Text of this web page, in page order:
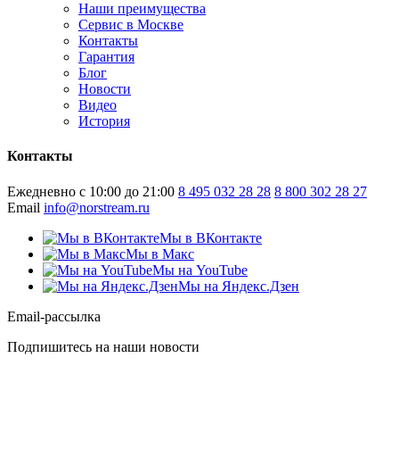
Наши преимущества
Сервис в Москве
Контакты
Гарантия
Блог
Новости
Видео
История
Контакты
Ежедневно с 10:00 до 21:00 8 495 032 28 28 8 800 302 28 27
Email info@norstream.ru
Мы в ВКонтакте
Мы в Макс
Мы на YouTube
Мы на Яндекс.Дзен
Email-рассылка
Подпишитесь на наши новости